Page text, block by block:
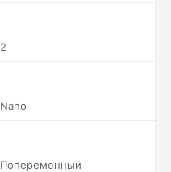
2
Nano
Попеременный